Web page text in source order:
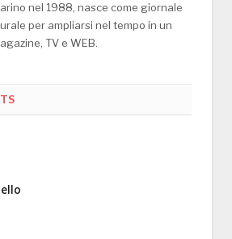
nel 1988, nasce come giornale
per ampliarsi nel tempo in un
TV e WEB.